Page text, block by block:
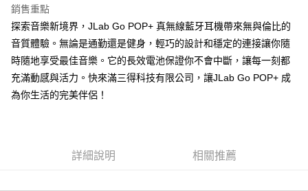
銷售重點
探索音樂新境界，JLab Go POP+ 真無線藍牙耳機帶來無與倫比的
音質體驗。無論是通勤還是健身，輕巧的設計和穩定的連接讓你隨
時隨地享受最佳音樂。它的長效電池保證你不會中斷，讓每一刻都
充滿動感與活力。快來滿三得科技有限公司，讓JLab Go POP+ 成
為你生活的完美伴侶！
詳細說明 相關推薦